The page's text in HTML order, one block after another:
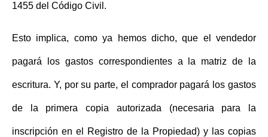
1455 del Código Civil.
Esto implica, como ya hemos dicho, que el vendedor
pagará los gastos correspondientes a la matriz de la
escritura. Y, por su parte, el comprador pagará los gastos
de la primera copia autorizada (necesaria para la
inscripción en el Registro de la Propiedad) y las copias